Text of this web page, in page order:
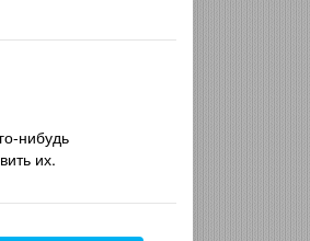
нибудь
их.